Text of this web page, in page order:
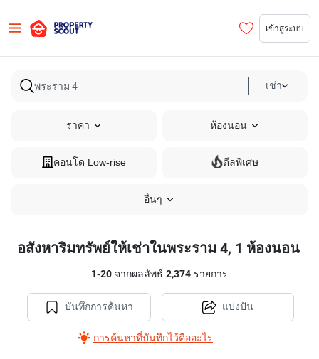
เข้าสู่ระบบ
เช่า
ราคา ห้องนอน
คอนโด Low-rise ดีลพิเศษ
อื่นๆ
อสังหาริมทรัพย์ให้เช่าในพระราม 4, 1 ห้องนอน
1-20 จากผลลัพธ์ 2,374 รายการ
บันทึกการค้นหา
การค้นหาที่บันทึกไว้คืออะไร
แบ่งปัน